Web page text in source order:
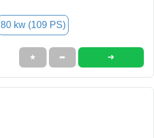
80 kw (109 PS)
★ ➦ ➜